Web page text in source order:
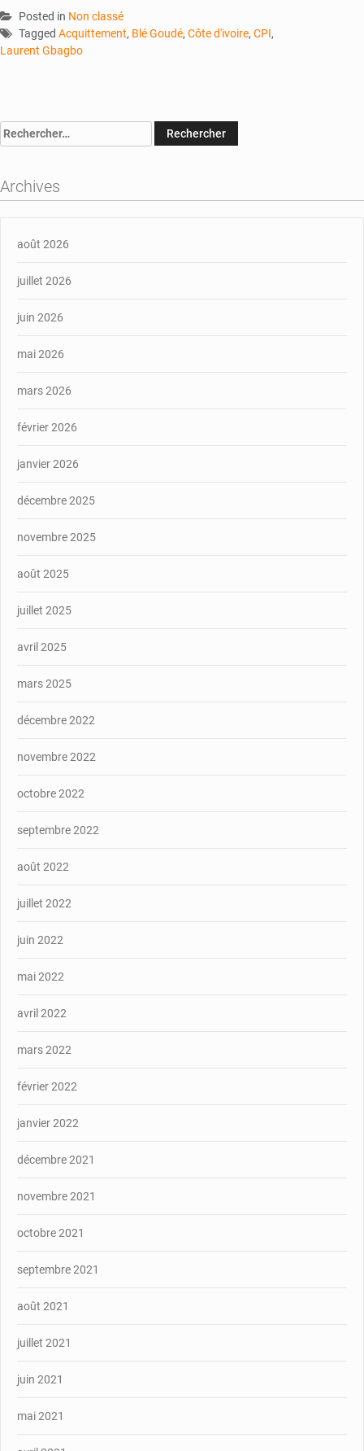
Posted in Non classé
Tagged Acquittement, Blé Goudé, Côte d'ivoire, CPI,
Laurent Gbagbo
Rechercher :
Archives
août 2026
juillet 2026
juin 2026
mai 2026
mars 2026
février 2026
janvier 2026
décembre 2025
novembre 2025
août 2025
juillet 2025
avril 2025
mars 2025
décembre 2022
novembre 2022
octobre 2022
septembre 2022
août 2022
juillet 2022
juin 2022
mai 2022
avril 2022
mars 2022
février 2022
janvier 2022
décembre 2021
novembre 2021
octobre 2021
septembre 2021
août 2021
juillet 2021
juin 2021
mai 2021